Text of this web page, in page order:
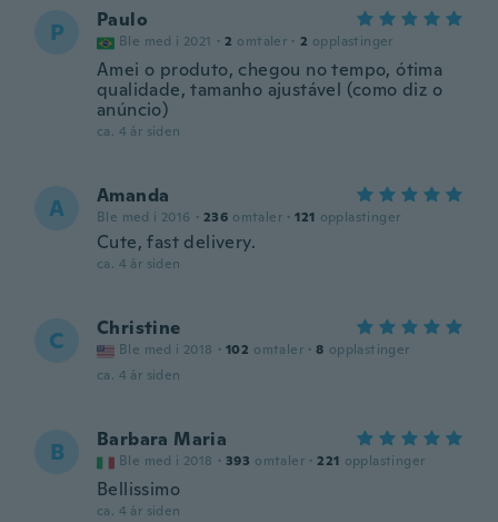
P Paulo
Ble med i 2021 · 2 omtaler · 2 opplastinger
Amei o produto, chegou no tempo, ótima
qualidade, tamanho ajustável (como diz o
anúncio)
ca. 4 år siden
A Amanda
Ble med i 2016 · 236 omtaler · 121 opplastinger
Cute, fast delivery.
ca. 4 år siden
C Christine
Ble med i 2018 · 102 omtaler · 8 opplastinger
ca. 4 år siden
B Barbara Maria
Ble med i 2018 · 393 omtaler · 221 opplastinger
Bellissimo
ca. 4 år siden